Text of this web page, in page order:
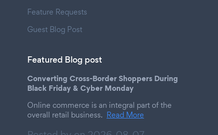
Feature Requests
Guest Blog Post
Featured Blog post
Converting Cross-Border Shoppers During
Black Friday & Cyber Monday
Online commerce is an integral part of the
overall retail business. Read More